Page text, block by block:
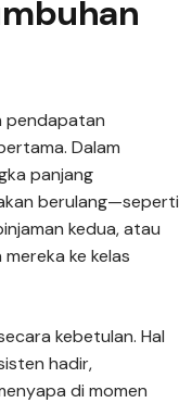
pendapatan
Dalam
panjang
berulang—seperti
kedua, atau
ke kelas
kebetulan. Hal
hadir,
di momen